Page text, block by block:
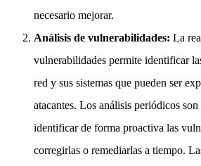
necesario mejorar.
Análisis de vulnerabilidades: La
vulnerabilidades permite identificar
red y sus sistemas que pueden ser
atacantes. Los análisis periódicos
identificar de forma proactiva las
corregirlas o remediarlas a tiempo.